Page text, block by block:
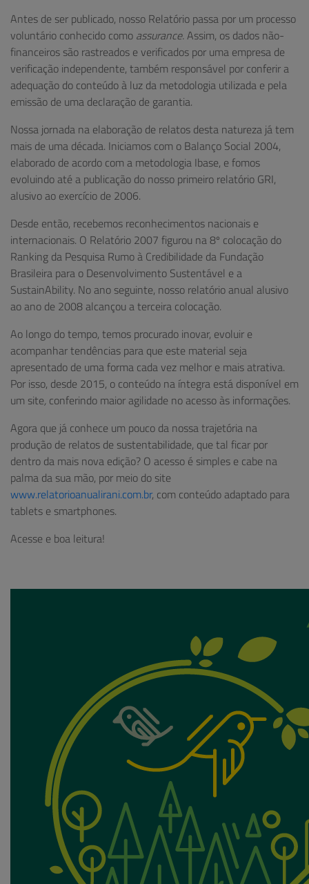
Antes de ser publicado, nosso Relatório passa por um processo
voluntário conhecido como assurance.Assim, os dados não-
financeiros são rastreados e verificados por uma empresa de
verificação independente, também responsável por conferir a
adequação do conteúdo à luz da metodologia utilizada e pela
emissão de uma declaração de garantia.
Nossa jornada na elaboração de relatos desta natureza já tem
mais de uma década. Iniciamos com o Balanço Social 2004,
elaborado de acordo com a metodologia Ibase, e fomos
evoluindo até a publicação do nosso primeiro relatório GRI,
alusivo ao exercício de 2006.
Desde então, recebemos reconhecimentos nacionais e
internacionais. O Relatório 2007 figurou na 8º colocação do
Ranking da Pesquisa Rumo à Credibilidade da Fundação
Brasileira para o Desenvolvimento Sustentável e a
SustainAbility. No ano seguinte, nosso relatório anual alusivo
ao ano de 2008 alcançou a terceira colocação.
Ao longo do tempo, temos procurado inovar, evoluir e
acompanhar tendências para que este material seja
apresentado de uma forma cada vez melhor e mais atrativa.
Por isso, desde 2015, o conteúdo na íntegra está disponível em
um site, conferindo maior agilidade no acesso às informações.
Agora que já conhece um pouco da nossa trajetória na
produção de relatos de sustentabilidade, que tal ficar por
dentro da mais nova edição? O acesso é simples e cabe na
palma da sua mão, por meio do site
www.relatorioanualirani.com.br, com conteúdo adaptado para
tablets e smartphones.
Acesse e boa leitura!